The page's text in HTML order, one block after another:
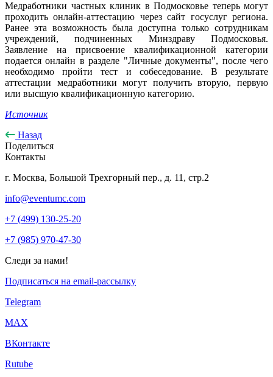
Медработники частных клиник в Подмосковье теперь могут
проходить онлайн-аттестацию через сайт госуслуг региона.
Ранее эта возможность была доступна только сотрудникам
учреждений, подчиненных Минздраву Подмосковья.
Заявление на присвоение квалификационной категории
подается онлайн в разделе "Личные документы", после чего
необходимо пройти тест и собеседование. В результате
аттестации медработники могут получить вторую, первую
или высшую квалификационную категорию.
Источник
Назад
Поделиться
Контакты
г. Москва, Большой Трехгорный пер., д. 11, стр.2
info@eventumc.com
+7 (499) 130-25-20
+7 (985) 970-47-30
Следи за нами!
Подписаться на email-рассылку
Telegram
МАХ
ВКонтакте
Rutube